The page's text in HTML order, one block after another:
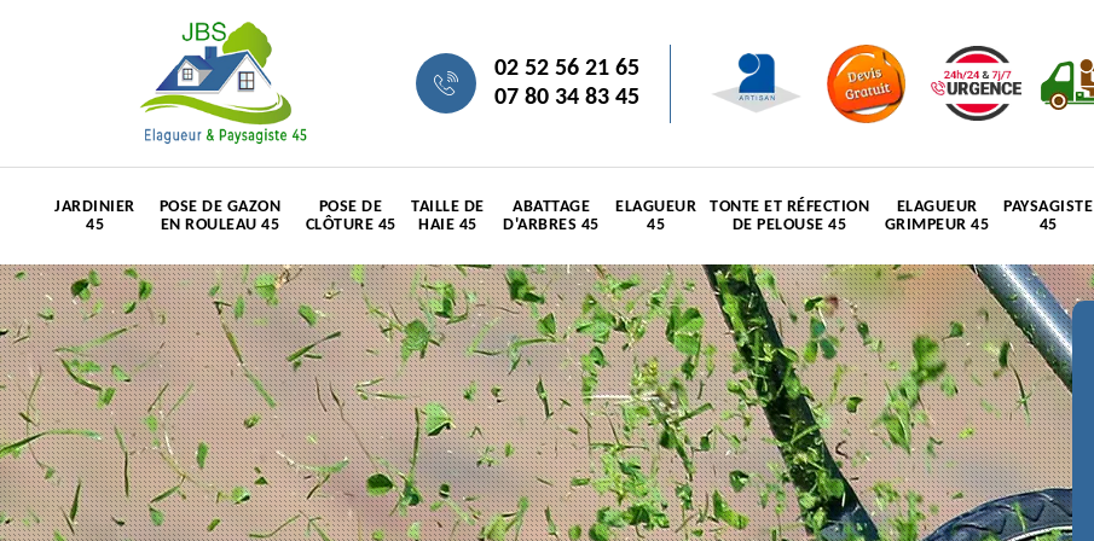
02 52 56 21 65
07 80 34 83 45
JARDINIER
45
POSE DE GAZON
EN ROULEAU 45
POSE DE
CLÔTURE 45
TAILLE DE
HAIE 45
ABATTAGE
D'ARBRES 45
ELAGUEUR
45
TONTE ET RÉFECTION
DE PELOUSE 45
ELAGUEUR
GRIMPEUR 45
PAYSAGISTE
45